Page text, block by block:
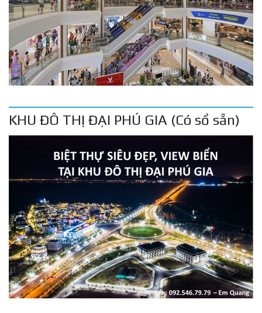
KHU ĐÔ THỊ ĐẠI PHÚ GIA (Có sổ sẵn)